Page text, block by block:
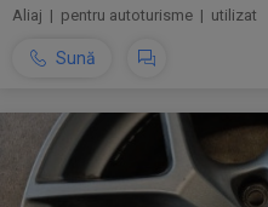
Aliaj | pentru autoturisme | utilizat
Sună